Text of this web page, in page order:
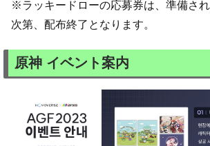
※ラッキードローの応募券は、準備さ
次第、配布終了となります。
原神 イベント案内